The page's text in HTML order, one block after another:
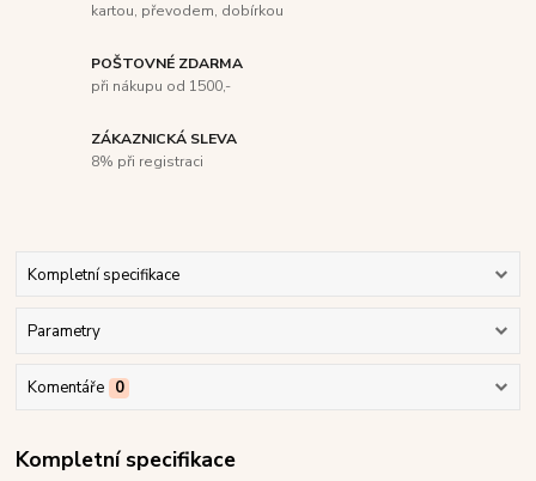
kartou, převodem, dobírkou
POŠTOVNÉ ZDARMA
při nákupu od 1500,-
ZÁKAZNICKÁ SLEVA
8% při registraci
Kompletní specifikace
Parametry
Komentáře 0
Kompletní specifikace